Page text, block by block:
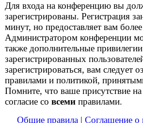
Для входа на конференцию вы
зарегистрированы. Регистрация
минут, но предоставляет вам
Администратором конференции
также дополнительные
зарегистрированных
зарегистрироваться, вам следует
правилами и политикой,
Помните, что ваше присутствие
согласие со всеми правилами.
Общие правила | Соглашение о